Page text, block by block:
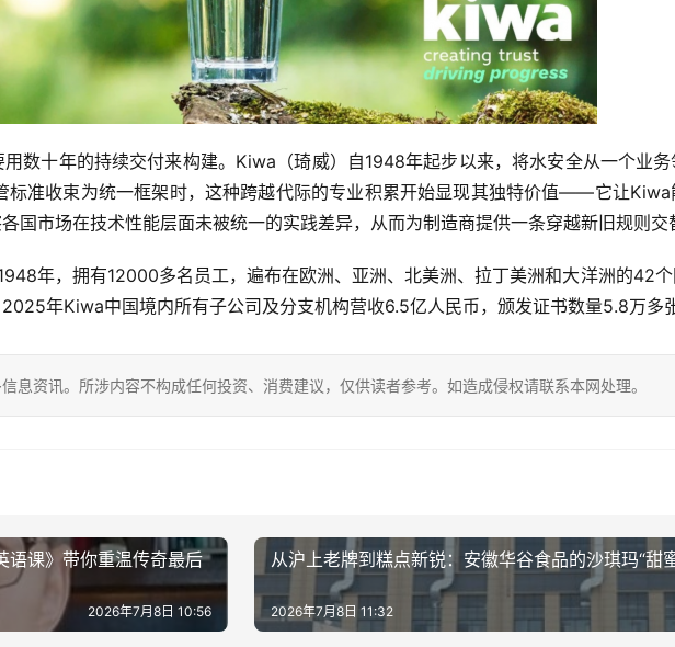
数十年的持续交付来构建。Kiwa（琦威）自1948年起步以来，将水安全从一个业
标准收束为统一框架时，这种跨越代际的专业积累开始显现其独特价值——它让
国市场在技术性能层面未被统一的实践差异，从而为制造商提供一条穿越新旧规则交
年，拥有12000多名员工，遍布在欧洲、亚洲、北美洲、拉丁美洲和大洋洲的42
年Kiwa中国境内所有子公司及分支机构营收6.5亿人民币，颁发证书数量5.8万多张
息资讯。所涉内容不构成任何投资、消费建议，仅供读者参考。如造成侵权请联系本网处理。
语课》带你重温传奇最后
2026年7月8日 10:56
从沪上老牌到糕点新锐：安徽华谷食品的沙琪玛“甜
2026年7月8日 11:32